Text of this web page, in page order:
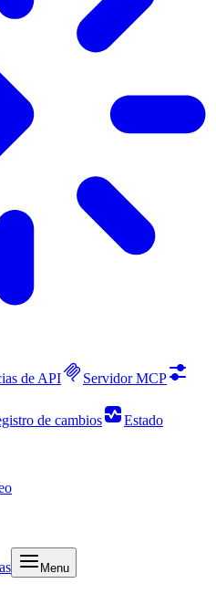
de API
Servidor MCP
de cambios
Estado
Menu